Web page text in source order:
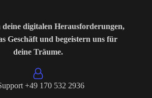
digitalen Herausforderungen,
Geschäft und begeistern uns für
deine Träume.
+49 170 532 2936